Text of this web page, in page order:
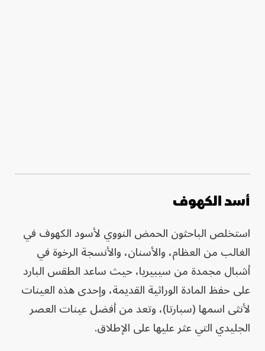
أسد الكهوف
استخلص الباحثون الحمض النووي لأسود الكهوف في
الغالب من العظام، والأسنان، والأنسجة الرخوة في
أشبال مجمدة من سيبيريا، حيث ساعد الطقس البارد
على حفظ المادة الوراثية القديمة، وإحدى هذه العينات
لأنثى اسمها (سبارتا)، وتعد من أفضل عينات العصر
الجليدي التي عثر عليها على الإطلاق.